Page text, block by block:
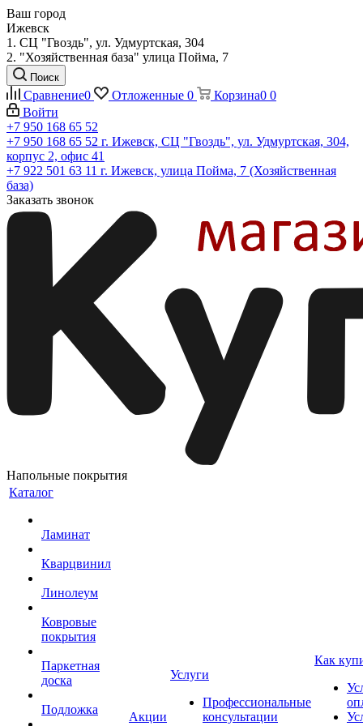
Ваш город
Ижевск
1. СЦ "Гвоздь", ул. Удмуртская, 304
2. "Хозяйственная база" улица Пойма, 7
Поиск
Сравнение0 Отложенные 0 Корзина0 0
Войти
+7 950 168 65 52
+7 950 168 65 52 г. Ижевск, СЦ "Гвоздь", ул. Удмуртская, 304,
корпус 2, офис 41
+7 922 501 63 11 г. Ижевск, улица Пойма, 7 (Хозяйственная
база)
Заказать звонок
Напольные покрытия
Каталог
Ламинат
Кварцвинил
Линолеум
Ковровые
покрытия
Паркетная
доска
Подложка
Акции
Услуги
Профессиональные
консультации
Как